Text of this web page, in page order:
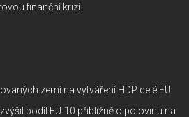
finanční krizí.
zemí na vytváření HDP celé EU.
podíl EU-10 přibližně o polovinu na